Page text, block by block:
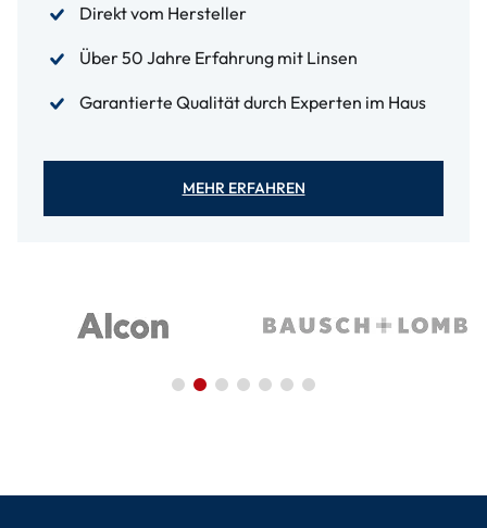
Direkt vom Hersteller
Über 50 Jahre Erfahrung mit Linsen
Garantierte Qualität durch Experten im Haus
MEHR ERFAHREN